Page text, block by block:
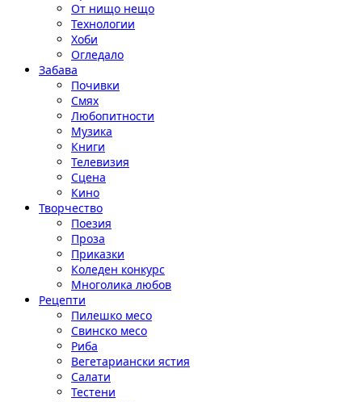
От нищо нещо
Технологии
Хоби
Огледало
Забава
Почивки
Смях
Любопитности
Музика
Книги
Телевизия
Сцена
Кино
Творчество
Поезия
Проза
Приказки
Коледен конкурс
Многолика любов
Рецепти
Пилешко месо
Свинско месо
Риба
Вегетариански ястия
Салати
Тестени